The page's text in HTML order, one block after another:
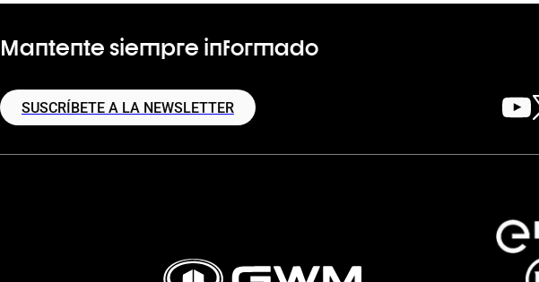
Mantente siempre informado
SUSCRÍBETE A LA NEWSLETTER